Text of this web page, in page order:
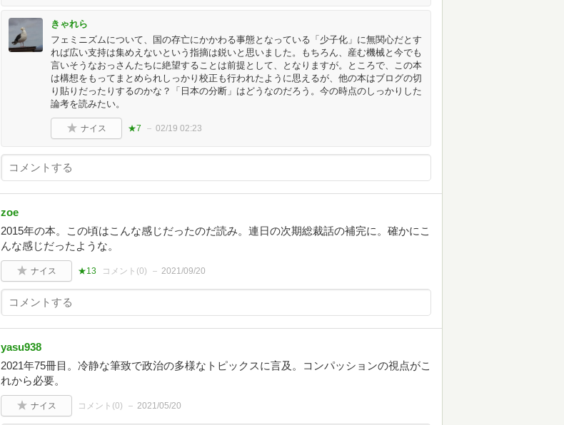
きゃれら
フェミニズムについて、国の存亡にかかわる事態となっている「少子化」に無関心だとす
れば広い支持は集めえないという指摘は鋭いと思いました。もちろん、産む機械と今でも
言いそうなおっさんたちに絶望することは前提として、となりますが。ところで、この本
は構想をもってまとめられしっかり校正も行われたように思えるが、他の本はブログの切
り貼りだったりするのかな？「日本の分断」はどうなのだろう。今の時点のしっかりした
論考を読みたい。
ナイス ★7 02/19 02:23
zoe
2015年の本。この頃はこんな感じだったのだ読み。連日の次期総裁話の補完に。確かにこ
んな感じだったような。
ナイス ★13 コメント(0) 2021/09/20
yasu938
2021年75冊目。冷静な筆致で政治の多様なトピックスに言及。コンパッションの視点がこ
れから必要。
ナイス コメント(0) 2021/05/20